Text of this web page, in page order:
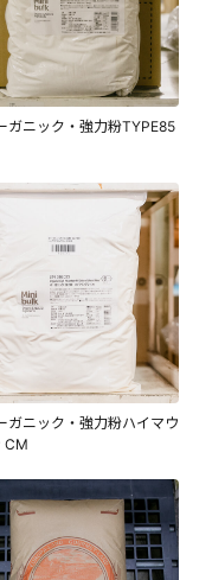
ガニック・強力粉TYPE85
ガニック・強力粉ハイマウ
CM